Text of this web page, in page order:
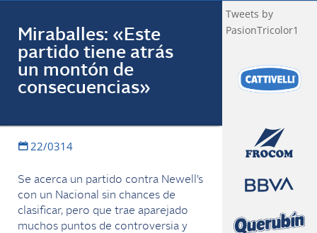
Miraballes: «Este
partido tiene atrás
un montón de
consecuencias»
22/0314
Se acerca un partido contra Newell’s
con un Nacional sin chances de
clasificar, pero que trae aparejado
muchos puntos de controversia y
Tweets by
PasionTricolor1